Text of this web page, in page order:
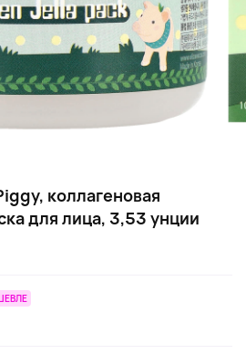
коллагеновая
для лица, 3,53 унции